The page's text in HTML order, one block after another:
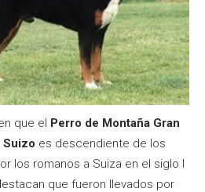
que el Perro de Montaña Gran
Suizo es descendiente de los
los romanos a Suiza en el siglo I
que fueron llevados por